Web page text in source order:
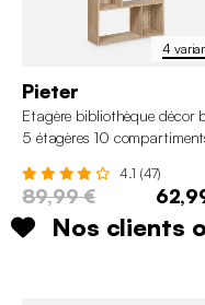
4
Pieter
Etagère bibliothèque décor
5 étagères 10
4.1 (47)
89,99 €
Nos clients